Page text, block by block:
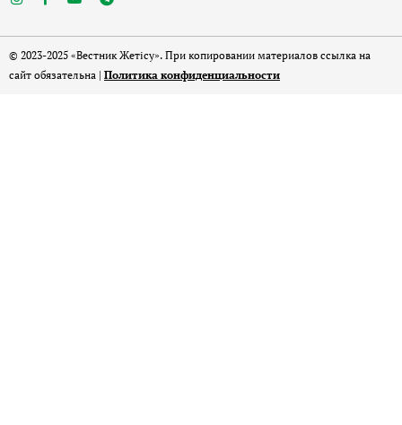
© 2023-2025 «Вестник Жетісу». При копировании материалов ссылка на
сайт обязательна | Политика конфиденциальности